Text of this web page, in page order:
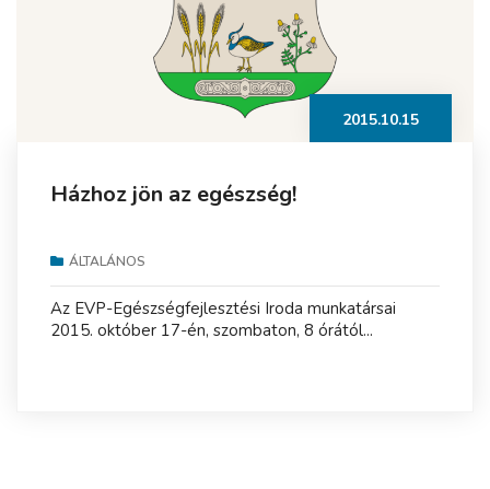
2015.10.15
Házhoz jön az egészség!
ÁLTALÁNOS
Az EVP-Egészségfejlesztési Iroda munkatársai
2015. október 17-én, szombaton, 8 órától...